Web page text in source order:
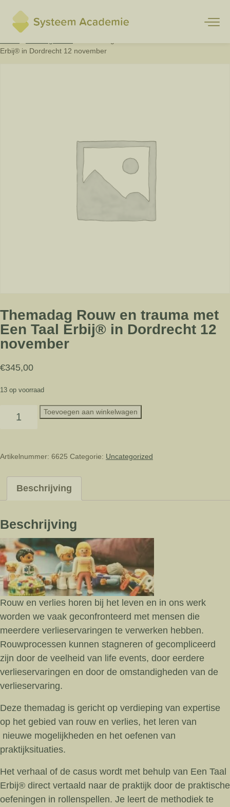
Erbij® in Dordrecht 12 november
Themadag Rouw en trauma met
Een Taal Erbij® in Dordrecht 12
november
€345,00
13 op voorraad
Rouw
met
Erbij®
november
aantal
Toevoegen aan winkelwagen
Artikelnummer: 6625 Categorie: Uncategorized
Beschrijving
Beschrijving
Rouw en verlies horen bij het leven en in ons werk
worden we vaak geconfronteerd met mensen die
meerdere verlieservaringen te verwerken hebben.
Rouwprocessen kunnen stagneren of gecompliceerd
zijn door de veelheid van life events, door eerdere
verlieservaringen en door de omstandigheden van de
verlieservaring.
Deze themadag is gericht op verdieping van expertise
op het gebied van rouw en verlies, het leren van
nieuwe mogelijkheden en het oefenen van
praktijksituaties.
Het verhaal of de casus wordt met behulp van Een Taal
Erbij® direct vertaald naar de praktijk door de praktische
oefeningen in rollenspellen. Je leert de methodiek te